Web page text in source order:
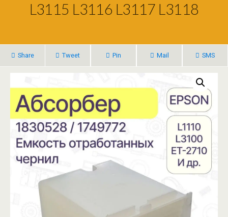
L3115 L3116 L3117 L3118
Share Tweet Pin Mail SMS